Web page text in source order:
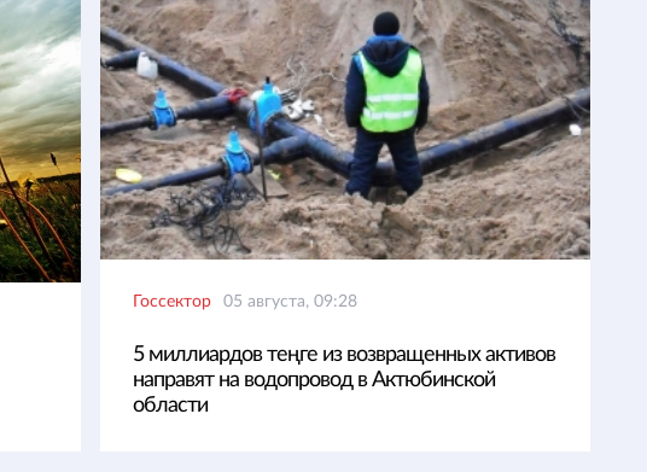
Госсектор 05 августа, 09:28
5 миллиардов теңге из возвращенных активов
направят на водопровод в Актюбинской
области